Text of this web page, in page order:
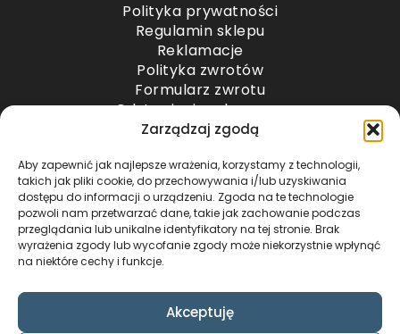
Zarządzaj zgodą
Aby zapewnić jak najlepsze wrażenia, korzystamy z technologii,
takich jak pliki cookie, do przechowywania i/lub uzyskiwania
dostępu do informacji o urządzeniu. Zgoda na te technologie
pozwoli nam przetwarzać dane, takie jak zachowanie podczas
przeglądania lub unikalne identyfikatory na tej stronie. Brak
wyrażenia zgody lub wycofanie zgody może niekorzystnie wpłynąć
na niektóre cechy i funkcje.
Akceptuję
Polityka prywatności
Regulamin sklepu
Reklamacje
Polityka zwrotów
Formularz zwrotu
Odstąpienie od umowy
Odstąpienie od umowy – przesyłki paletowe
METODY PŁATNOŚCI
COPYRIGHT © 2024 by ADWENTO ŁUKASZ